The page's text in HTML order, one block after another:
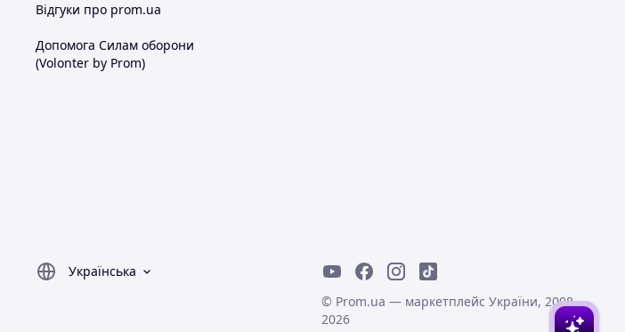
Відгуки про prom.ua
Допомога Силам оборони
(Volonter by Prom)
Українська
© Prom.ua — маркетплейс України, 2008-
2026